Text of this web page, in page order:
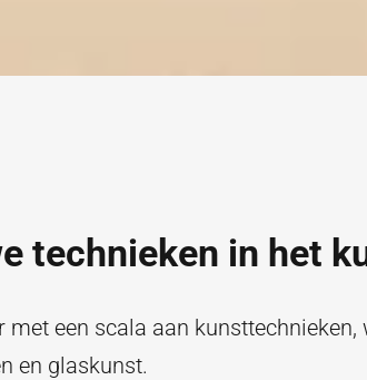
technieken in het
met een scala aan kunsttechnieken,
en glaskunst.